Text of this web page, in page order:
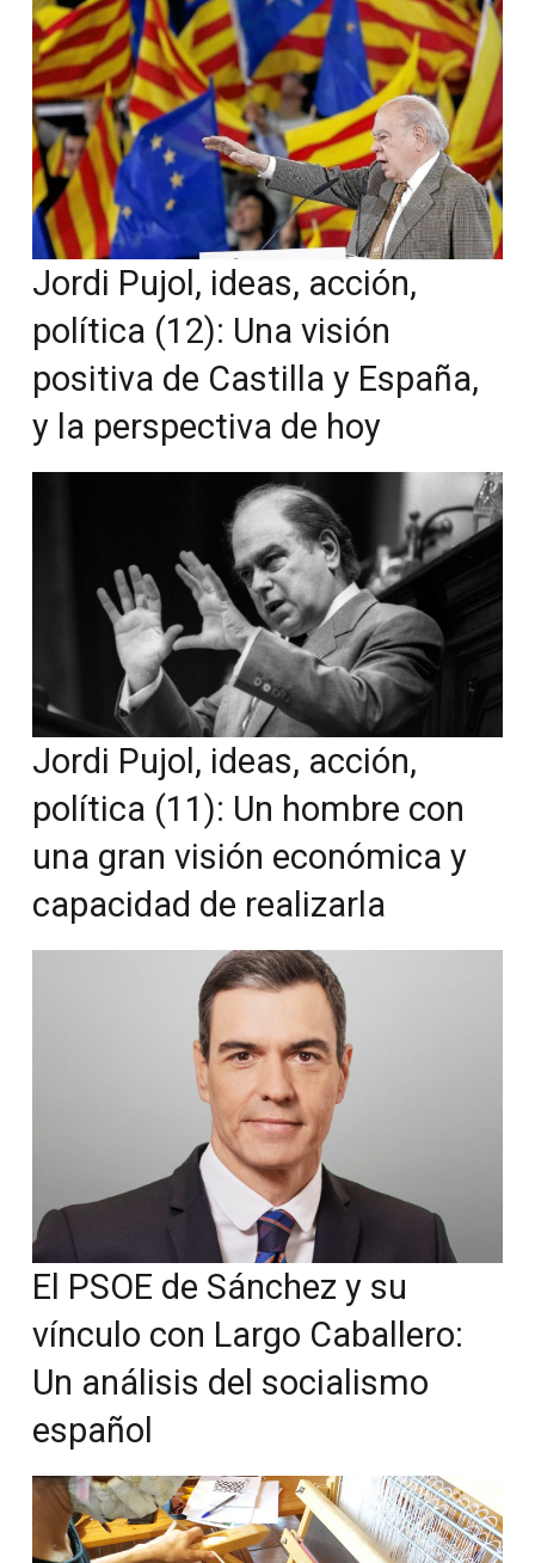
Jordi Pujol, ideas, acción,
política (12): Una visión
positiva de Castilla y España,
y la perspectiva de hoy
Jordi Pujol, ideas, acción,
política (11): Un hombre con
una gran visión económica y
capacidad de realizarla
El PSOE de Sánchez y su
vínculo con Largo Caballero:
Un análisis del socialismo
español